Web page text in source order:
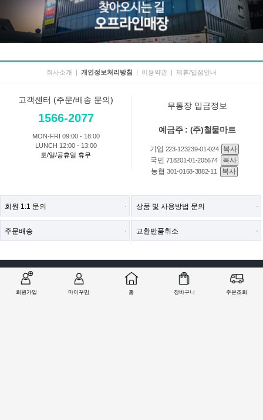
회원가입 마이꾸밈 홈 장바구니 주문조회
회사소개 | 개인정보처리방침 | 이용약관 | 제휴/입점안내
고객센터 (주문/배송 문의)
1566-2077
MON-FRI 09:00 - 18:00
LUNCH 12:00 - 13:00
토/일/공휴일 휴무
무통장 입금정보
예금주 : (주)철물마트
기업 223-123239-01-024
복사
국민718201-01-205674
복사
농협301-0168-3882-11 복사
회원 1:1 문의
주문배송
상품 및 사용방법 문의
교환반품취소
COMPANY : (주)철물마트 / CEO : 이숙열
ADDRESS : 인천광역시 검단구 봉수대로 1213 ((주)철물마트)
CALL CENTER :
1566-2077
| FAX : 0303-0202-2077